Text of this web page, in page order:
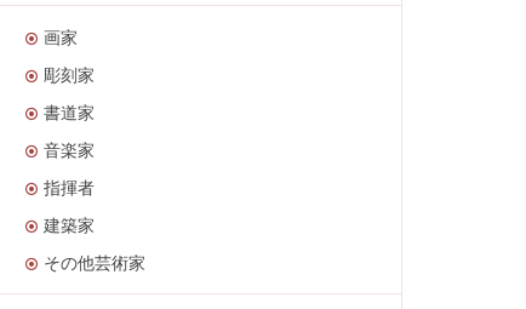
画家
彫刻家
書道家
音楽家
指揮者
建築家
その他芸術家